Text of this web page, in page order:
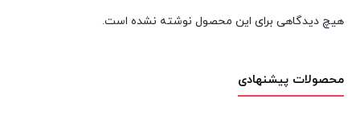
هیچ دیدگاهی برای این محصول نوشته نشده است.
محصولات پیشنهادی